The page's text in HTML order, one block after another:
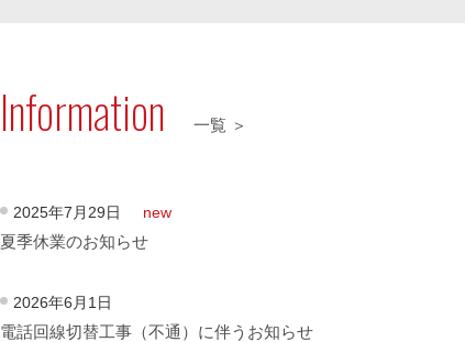
Information 一覧 ＞
2025年7月29日 new
夏季休業のお知らせ
2026年6月1日
電話回線切替工事（不通）に伴うお知らせ